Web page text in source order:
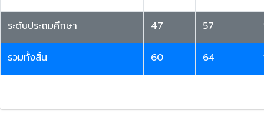
ระดับประถมศึกษา 47 57
รวมทั้งสิ้น 60 64